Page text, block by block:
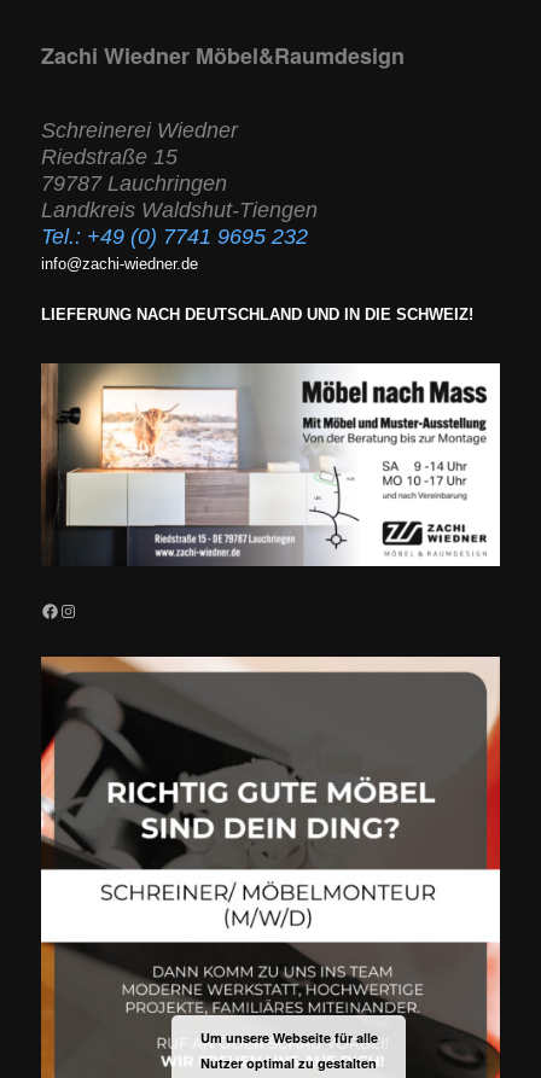
Zachi Wiedner Möbel&Raumdesign
Schreinerei Wiedner
Riedstraße 15
79787 Lauchringen
Landkreis Waldshut-Tiengen
Tel.: +49 (0) 7741 9695 232
info@zachi-wiedner.de
LIEFERUNG NACH DEUTSCHLAND UND IN DIE SCHWEIZ!
Facebook
Instagram
Um unsere Webseite für alle
Nutzer optimal zu gestalten